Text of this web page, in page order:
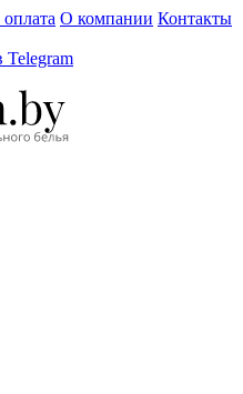
О компании Контакты